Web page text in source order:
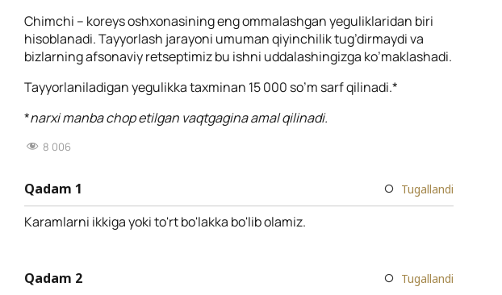
Chimchi – koreys oshxonasining eng ommalashgan yeguliklaridan biri
hisoblanadi. Tayyorlash jarayoni umuman qiyinchilik tug’dirmaydi va
bizlarning afsonaviy retseptimiz bu ishni uddalashingizga ko’maklashadi.
Tayyorlaniladigan yegulikka taxminan 15 000 so’m sarf qilinadi.*
*narxi manba chop etilgan vaqtgagina amal qilinadi.
8 006
Qadam 1 Tugallandi
Karamlarni ikkiga yoki to'rt bo'lakka bo'lib olamiz.
Qadam 2 Tugallandi